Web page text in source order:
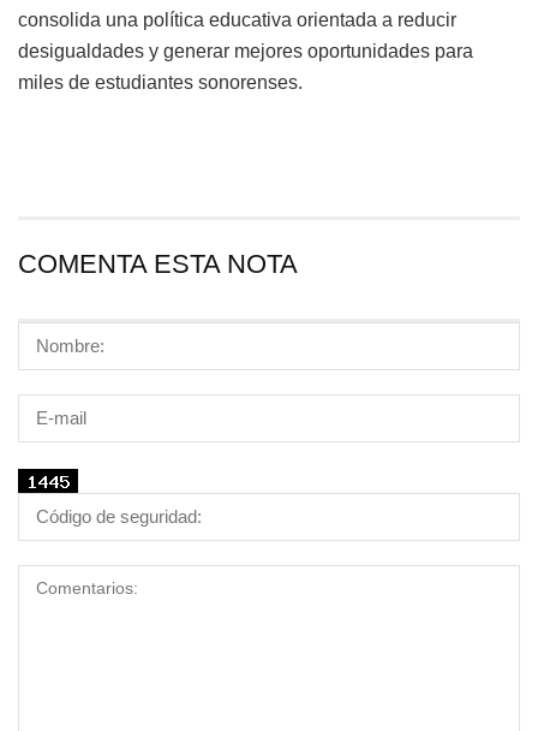
consolida una política educativa orientada a reducir
desigualdades y generar mejores oportunidades para
miles de estudiantes sonorenses.
COMENTA ESTA NOTA